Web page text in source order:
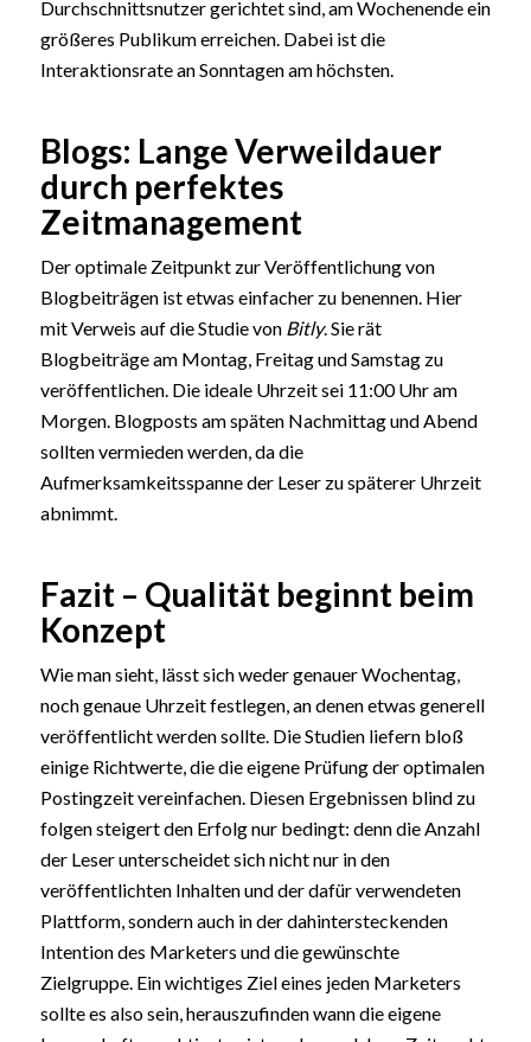
Durchschnittsnutzer gerichtet sind, am Wochenende ein
größeres Publikum erreichen. Dabei ist die
Interaktionsrate an Sonntagen am höchsten.
Blogs: Lange Verweildauer
durch perfektes
Zeitmanagement
Der optimale Zeitpunkt zur Veröffentlichung von
Blogbeiträgen ist etwas einfacher zu benennen. Hier
mit Verweis auf die Studie von Bitly. Sie rät
Blogbeiträge am Montag, Freitag und Samstag zu
veröffentlichen. Die ideale Uhrzeit sei 11:00 Uhr am
Morgen. Blogposts am späten Nachmittag und Abend
sollten vermieden werden, da die
Aufmerksamkeitsspanne der Leser zu späterer Uhrzeit
abnimmt.
Fazit – Qualität beginnt beim
Konzept
Wie man sieht, lässt sich weder genauer Wochentag,
noch genaue Uhrzeit festlegen, an denen etwas generell
veröffentlicht werden sollte. Die Studien liefern bloß
einige Richtwerte, die die eigene Prüfung der optimalen
Postingzeit vereinfachen. Diesen Ergebnissen blind zu
folgen steigert den Erfolg nur bedingt: denn die Anzahl
der Leser unterscheidet sich nicht nur in den
veröffentlichten Inhalten und der dafür verwendeten
Plattform, sondern auch in der dahintersteckenden
Intention des Marketers und die gewünschte
Zielgruppe. Ein wichtiges Ziel eines jeden Marketers
sollte es also sein, herauszufinden wann die eigene